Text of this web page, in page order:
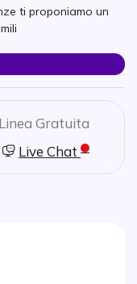
ti proponiamo un
Linea Gratuita
Live Chat